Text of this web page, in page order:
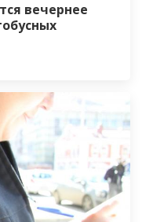
вечернее